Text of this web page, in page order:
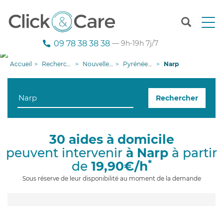
T
n
g
i
09 78 38 38 38 — 9h-19h 7j/7
Accueil Recherche aide à domicile Nouvelle-Aquitaine Pyrénées-Atlantiques Narp
Rechercher
30 aides à domicile
peuvent intervenir à Narp à partir
de 19,90€/h*
Sous réserve de leur disponibilité au moment de la demande